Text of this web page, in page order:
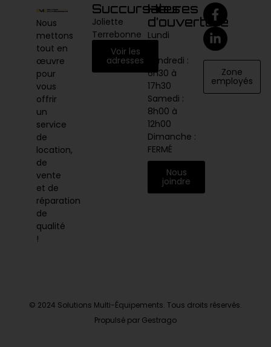
Nous
mettons
tout en
œuvre
pour
vous
offrir
un
service
de
location,
de
vente
et de
réparation
de
qualité
!
Succursales
Joliette
Terrebonne
Voir les
adresses
Heures
d’ouverture
Lundi
vendredi :
6h30 à
17h30
Samedi :
8h00 à
12h00
Dimanche :
FERMÉ
Nous
joindre
Zone
employés
© 2024 Solutions Multi-Équipements. Tous droits réservés.
Propulsé par Gestrago